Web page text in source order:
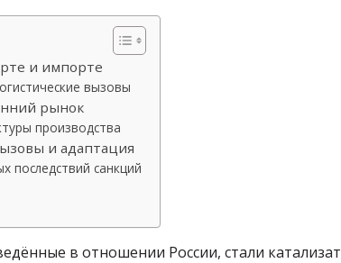
и импорте
вызовы
рынок
производства
и адаптация
последствий санкций
в отношении России, стали